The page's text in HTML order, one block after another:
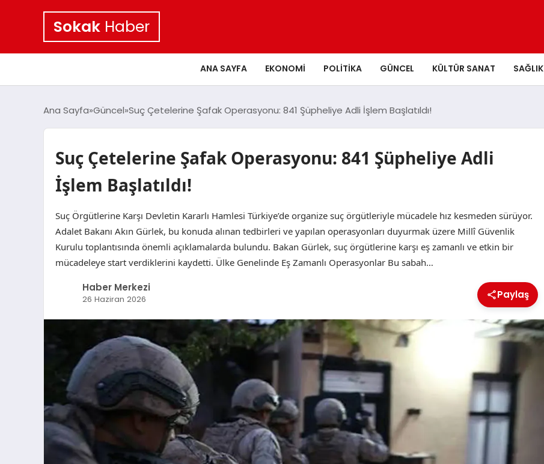
Sokak Haber
ANA SAYFA EKONOMI POLITIKA GÜNCEL KÜLTÜR SANAT SAĞLIK
Ana Sayfa Güncel Suç Çetelerine Şafak Operasyonu: 841 Şüpheliye Adli İşlem Başlatıldı!
Suç Çetelerine Şafak Operasyonu: 841 Şüpheliye Adli
İşlem Başlatıldı!
Suç Örgütlerine Karşı Devletin Kararlı Hamlesi Türkiye’de organize suç örgütleriyle mücadele hız kesmeden sürüyor.
Adalet Bakanı Akın Gürlek, bu konuda alınan tedbirleri ve yapılan operasyonları duyurmak üzere Millî Güvenlik
Kurulu toplantısında önemli açıklamalarda bulundu. Bakan Gürlek, suç örgütlerine karşı eş zamanlı ve etkin bir
mücadeleye start verdiklerini kaydetti. Ülke Genelinde Eş Zamanlı Operasyonlar Bu sabah…
Haber Merkezi
26 Haziran 2026 Paylaş